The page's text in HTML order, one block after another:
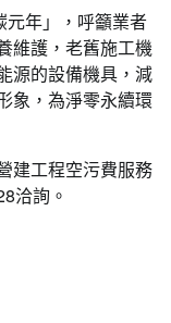
元年」，呼籲業者
維護，老舊施工機
源的設備機具，減
象，為淨零永續環
建工程空污費服務
洽詢。